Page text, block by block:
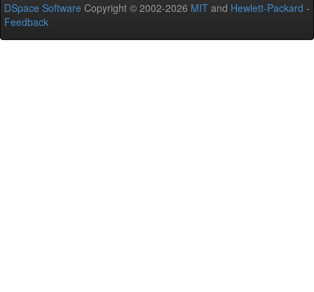
DSpace Software Copyright © 2002-2026 MIT and Hewlett-Packard -
Feedback